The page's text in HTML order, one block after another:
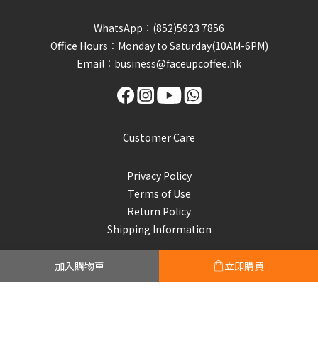
加入購物車 立即購買
WhatsApp︰(852)5923 7856
Office Hours︰Monday to Saturday(10AM-6PM)
Email︰business@faceupcoffee.hk
Customer Care
Privacy Policy
Terms of Use
Return Policy
Shipping Information
Subscribe to our emails